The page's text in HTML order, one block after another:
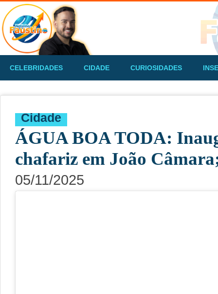
CELEBRIDADES CIDADE CURIOSIDADES
Cidade
ÁGUA BOA TODA:
chafariz em João
05/11/2025